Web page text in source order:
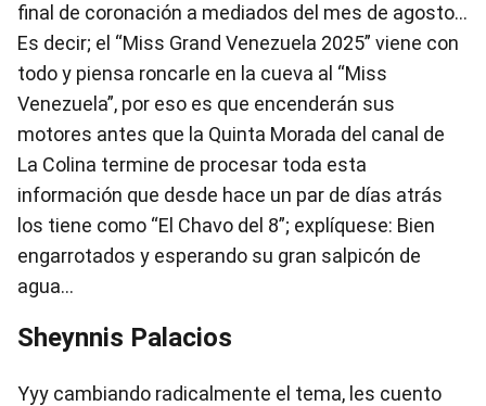
final de coronación a mediados del mes de agosto…
Es decir; el “Miss Grand Venezuela 2025” viene con
todo y piensa roncarle en la cueva al “Miss
Venezuela”, por eso es que encenderán sus
motores antes que la Quinta Morada del canal de
La Colina termine de procesar toda esta
información que desde hace un par de días atrás
los tiene como “El Chavo del 8”; explíquese: Bien
engarrotados y esperando su gran salpicón de
agua…
Sheynnis Palacios
Yyy cambiando radicalmente el tema, les cuento